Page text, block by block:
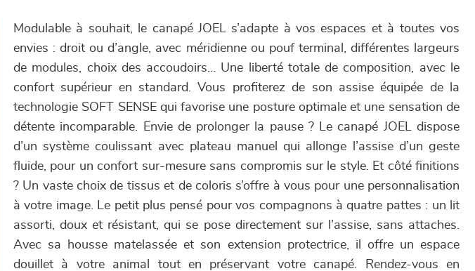
Modulable à souhait, le canapé JOEL s’adapte à vos espaces et à toutes vos
envies : droit ou d’angle, avec méridienne ou pouf terminal, différentes largeurs
de modules, choix des accoudoirs… Une liberté totale de composition, avec le
confort supérieur en standard. Vous profiterez de son assise équipée de la
technologie SOFT SENSE qui favorise une posture optimale et une sensation de
détente incomparable. Envie de prolonger la pause ? Le canapé JOEL dispose
d’un système coulissant avec plateau manuel qui allonge l’assise d’un geste
fluide, pour un confort sur-mesure sans compromis sur le style. Et côté finitions
? Un vaste choix de tissus et de coloris s’offre à vous pour une personnalisation
à votre image. Le petit plus pensé pour vos compagnons à quatre pattes : un lit
assorti, doux et résistant, qui se pose directement sur l’assise, sans attaches.
Avec sa housse matelassée et son extension protectrice, il offre un espace
douillet à votre animal tout en préservant votre canapé. Rendez-vous en